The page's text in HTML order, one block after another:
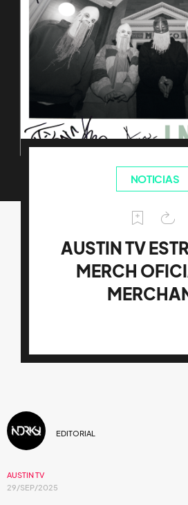
NOTICIAS
AUSTIN TV
MERCH
EDITORIAL
AUSTIN TV
29/SEP/2025